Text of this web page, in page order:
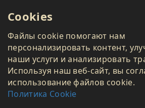
Резидентство Дія.City:
для технологічного
У публікації пояснюємо, що таке
Дія.City, які його основні
режим може бути корисним для
компаній....читать статью
Cookies
Файлы cookie помогают нам
персонализировать контент,
наши услуги и анализировать
Используя наш веб-сайт, вы
использование файлов cookie.
Политика Cookie